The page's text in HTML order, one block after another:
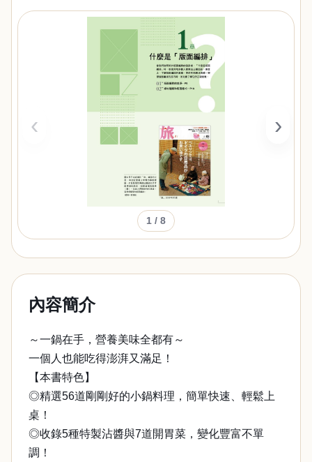
‹ ›
1 / 8
內容簡介
～一鍋在手，營養美味全都有～
一個人也能吃得澎湃又滿足！
【本書特色】
◎精選56道剛剛好的小鍋料理，簡單快速、輕鬆上
桌！
◎收錄5種特製沾醬與7道開胃菜，變化豐富不單
調！